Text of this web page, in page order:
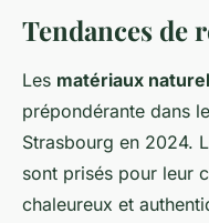
Tendances de
Les matériaux
prépondérante dans
Strasbourg en 2024.
sont prisés pour leur
chaleureux et